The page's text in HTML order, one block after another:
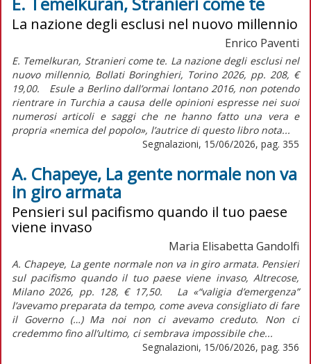
La nazione degli esclusi nel nuovo millennio
Enrico Paventi
E. Temelkuran, Stranieri come te. La nazione degli esclusi nel
nuovo millennio, Bollati Boringhieri, Torino 2026, pp. 208, €
19,00. Esule a Berlino dall’ormai lontano 2016, non potendo
rientrare in Turchia a causa delle opinioni espresse nei suoi
numerosi articoli e saggi che ne hanno fatto una vera e
propria «nemica del popolo», l’autrice di questo libro nota...
Segnalazioni, 15/06/2026, pag. 355
A. Chapeye, La gente normale non va
in giro armata
Pensieri sul pacifismo quando il tuo paese
viene invaso
Maria Elisabetta Gandolfi
A. Chapeye, La gente normale non va in giro armata. Pensieri
sul pacifismo quando il tuo paese viene invaso, Altrecose,
Milano 2026, pp. 128, € 17,50. La «“valigia d’emergenza”
l’avevamo preparata da tempo, come aveva consigliato di fare
il Governo (…) Ma noi non ci avevamo creduto. Non ci
credemmo fino all’ultimo, ci sembrava impossibile che...
Segnalazioni, 15/06/2026, pag. 356